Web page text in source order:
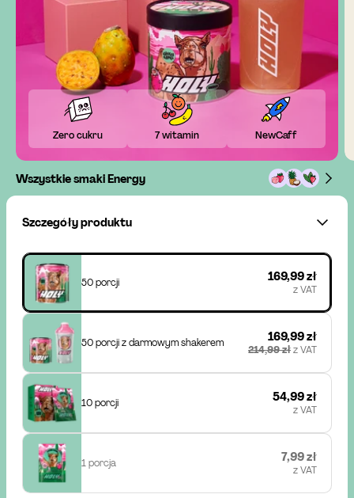
Zero cukru 7 witamin NewCaff
Wszystkie smaki Energy
Szczegóły produktu
50 porcji 169,99 zł
z VAT
50 porcji z darmowym shakerem 169,99 zł
214,99 złz VAT
10 porcji 54,99 zł
z VAT
1 porcja 7,99 zł
z VAT